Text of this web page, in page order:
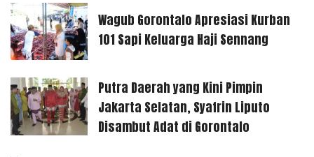
Wagub Gorontalo Apresiasi Kurban
101 Sapi Keluarga Haji Sennang
Putra Daerah yang Kini Pimpin
Jakarta Selatan, Syafrin Liputo
Disambut Adat di Gorontalo